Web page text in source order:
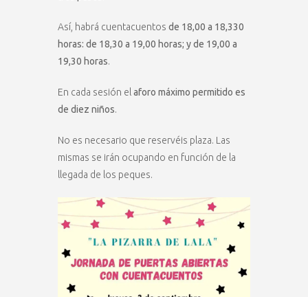
Así, habrá cuentacuentos de 18,00 a 18,330
horas: de 18,30 a 19,00 horas; y de 19,00 a
19,30 horas.
En cada sesión el aforo máximo permitido es
de diez niños.
No es necesario que reservéis plaza. Las
mismas se irán ocupando en función de la
llegada de los peques.